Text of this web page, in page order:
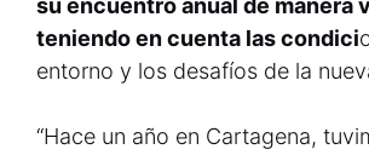
su encuentro anual de manera
teniendo en cuenta las condici
entorno y los desafíos de la
“Hace un año en Cartagena,